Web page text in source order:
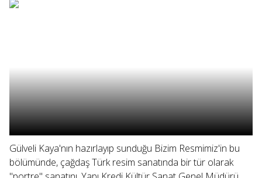
Gülveli Kaya'nın hazırlayıp sunduğu Bizim Resmimiz'in bu
bölümünde, çağdaş Türk resim sanatında bir tür olarak